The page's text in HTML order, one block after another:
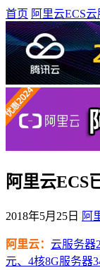
首页 阿里云ECS
阿里云ECS
2018年5月25日 阿
阿里云： 云服务器
元、4核8G服务器